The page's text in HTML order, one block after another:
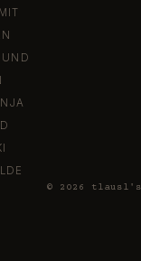
© 2026